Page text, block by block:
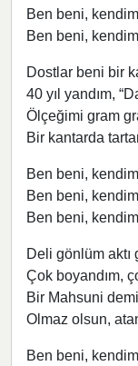
Ben beni,
Ben beni,
Dostlar beni bir
40 yıl yandım,
Ölçeğimi gram
Bir kantarda
Ben beni,
Ben beni,
Ben beni,
Deli gönlüm aktı
Çok boyandım,
Bir Mahsuni
Olmaz olsun,
Ben beni,